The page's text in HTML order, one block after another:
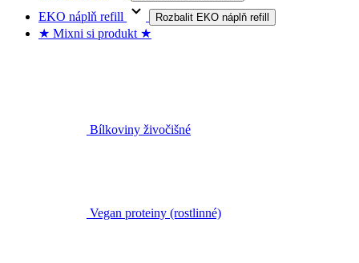
EKO náplň refill Rozbalit EKO náplň refill
★ Mixni si produkt ★
Bílkoviny živočišné
Vegan proteiny (rostlinné)